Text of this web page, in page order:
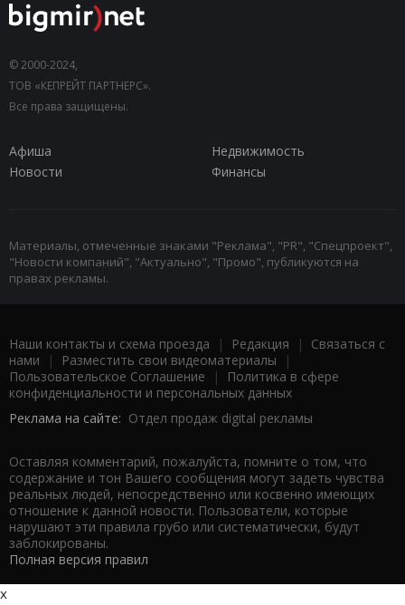
© 2000-2024,
ТОВ «КЕПРЕЙТ ПАРТНЕРС».
Все права защищены.
Афиша
Недвижимость
Новости
Финансы
Материалы, отмеченные знаками "Реклама", "PR", "Спецпроект",
"Новости компаний", "Актуально", "Промо", публикуются на
правах рекламы.
Наши контакты и схема проезда | Редакция | Связаться с
нами | Разместить свои видеоматериалы |
Пользовательское Соглашение |
Политика в сфере
конфиденциальности и персональных данных
Реклама на сайте: Отдел продаж digital рекламы
Оставляя комментарий, пожалуйста, помните о том, что
содержание и тон Вашего сообщения могут задеть чувства
реальных людей, непосредственно или косвенно имеющих
отношение к данной новости. Пользователи, которые
нарушают эти правила грубо или систематически, будут
заблокированы.
Полная версия правил
x